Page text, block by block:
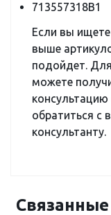
713557318B1
Если вы
выше
подойдет.
можете
обратиться с
консультанту.